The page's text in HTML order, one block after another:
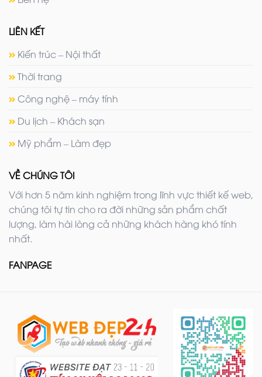
LIÊN KẾT
Kiến trúc – Nội thất
Thời trang
Công nghệ – máy tính
Du lịch – Khách sạn
Mỹ phẩm – Làm đẹp
VỀ CHÚNG TÔI
Với hơn 5 năm kinh nghiệm trong lĩnh vực thiết kế web,
chúng tôi tự tin cho ra đời những sản phẩm chất
lượng, làm hài lòng cả những khách hàng khó tính
nhất.
FANPAGE